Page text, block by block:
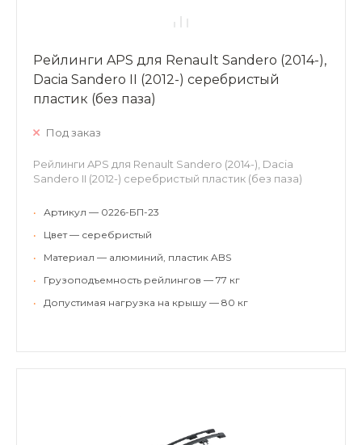
Рейлинги APS для Renault Sandero (2014-),
Dacia Sandero II (2012-) серебристый
пластик (без паза)
Под заказ
Рейлинги APS для Renault Sandero (2014-), Dacia
Sandero II (2012-) серебристый пластик (без паза)
•
Артикул — 0226-БП-23
•
Цвет — серебристый
•
Материал — алюминий, пластик ABS
•
Грузоподъемность рейлингов — 77 кг
•
Допустимая нагрузка на крышу — 80 кг